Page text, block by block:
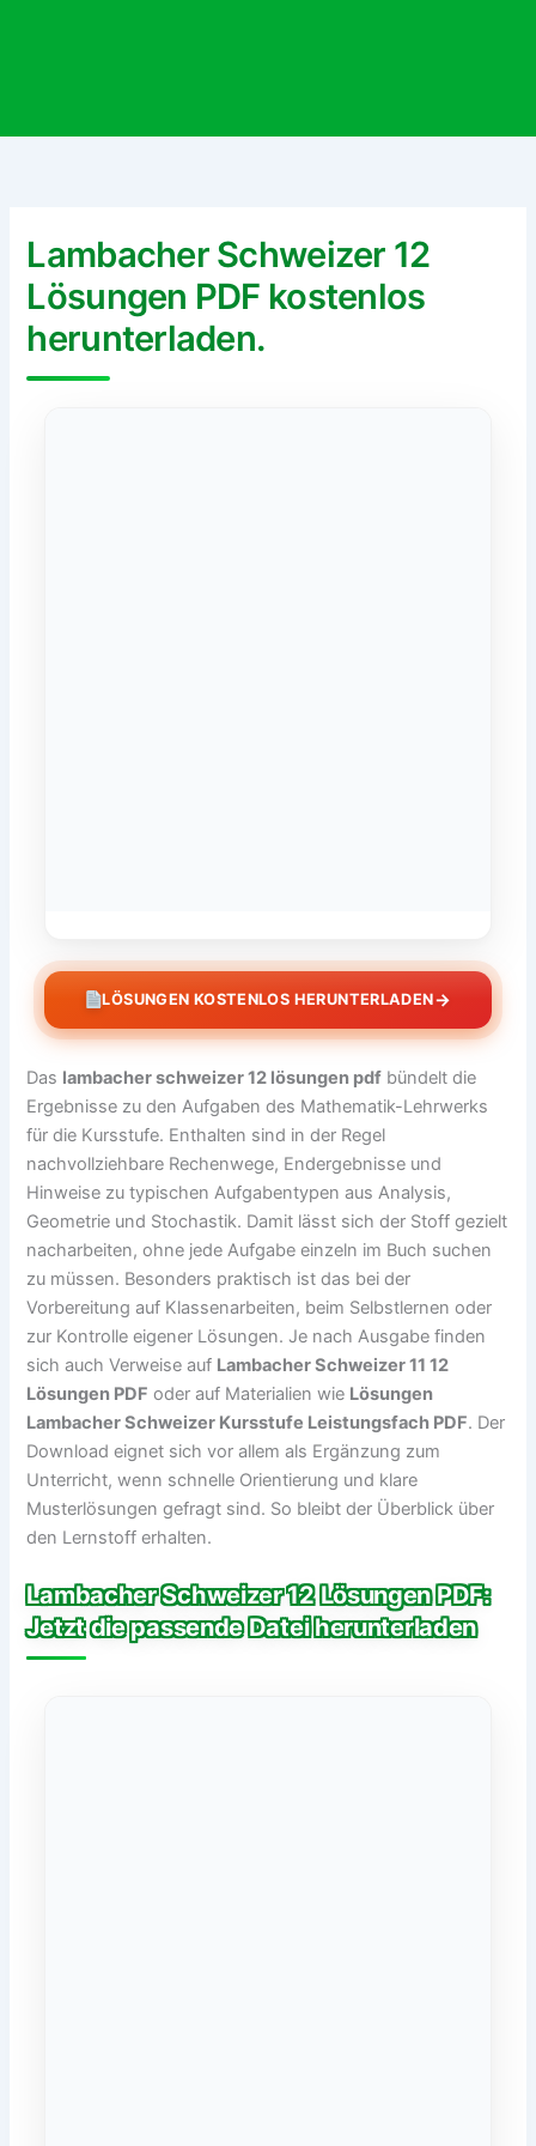
Lambacher Schweizer 12
Lösungen PDF kostenlos
herunterladen.
LÖSUNGEN KOSTENLOS HERUNTERLADEN→
Das lambacher schweizer 12 lösungen pdf bündelt die
Ergebnisse zu den Aufgaben des Mathematik-Lehrwerks
für die Kursstufe. Enthalten sind in der Regel
nachvollziehbare Rechenwege, Endergebnisse und
Hinweise zu typischen Aufgabentypen aus Analysis,
Geometrie und Stochastik. Damit lässt sich der Stoff gezielt
nacharbeiten, ohne jede Aufgabe einzeln im Buch suchen
zu müssen. Besonders praktisch ist das bei der
Vorbereitung auf Klassenarbeiten, beim Selbstlernen oder
zur Kontrolle eigener Lösungen. Je nach Ausgabe finden
sich auch Verweise auf Lambacher Schweizer 11 12
Lösungen PDF oder auf Materialien wie Lösungen
Lambacher Schweizer Kursstufe Leistungsfach PDF. Der
Download eignet sich vor allem als Ergänzung zum
Unterricht, wenn schnelle Orientierung und klare
Musterlösungen gefragt sind. So bleibt der Überblick über
den Lernstoff erhalten.
Lambacher Schweizer 12 Lösungen PDF:
Jetzt die passende Datei herunterladen